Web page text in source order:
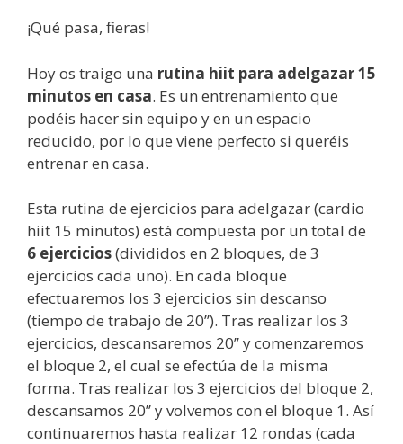
¡Qué pasa, fieras!
Hoy os traigo una rutina hiit para adelgazar 15
minutos en casa. Es un entrenamiento que
podéis hacer sin equipo y en un espacio
reducido, por lo que viene perfecto si queréis
entrenar en casa.
Esta rutina de ejercicios para adelgazar (cardio
hiit 15 minutos) está compuesta por un total de
6 ejercicios(divididos en 2 bloques, de 3
ejercicios cada uno). En cada bloque
efectuaremos los 3 ejercicios sin descanso
(tiempo de trabajo de 20’’). Tras realizar los 3
ejercicios, descansaremos 20’’ y comenzaremos
el bloque 2, el cual se efectúa de la misma
forma. Tras realizar los 3 ejercicios del bloque 2,
descansamos 20’’ y volvemos con el bloque 1. Así
continuaremos hasta realizar 12 rondas (cada